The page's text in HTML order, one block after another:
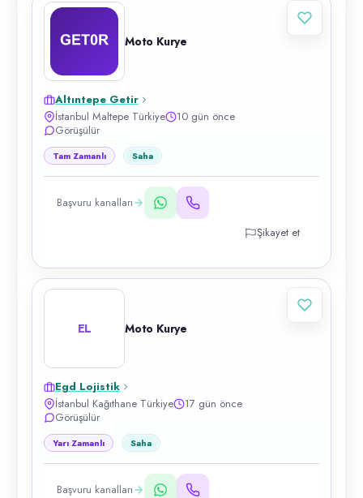
Moto Kurye
Altıntepe Getir
İstanbul Maltepe Türkiye
10 gün önce
Görüşülür
Tam Zamanlı Saha
Başvuru kanalları
Şikayet et
EL Moto Kurye
Egd Lojistik
İstanbul Kağıthane Türkiye
17 gün önce
Görüşülür
Yarı Zamanlı Saha
Başvuru kanalları